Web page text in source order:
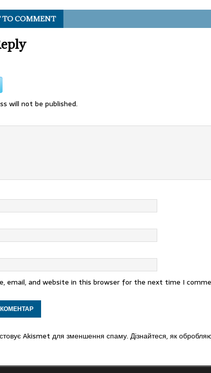
TO COMMENT
will not be published.
email, and website in this browser for the next time I
Akismet для зменшення спаму. Дізнайтеся, як